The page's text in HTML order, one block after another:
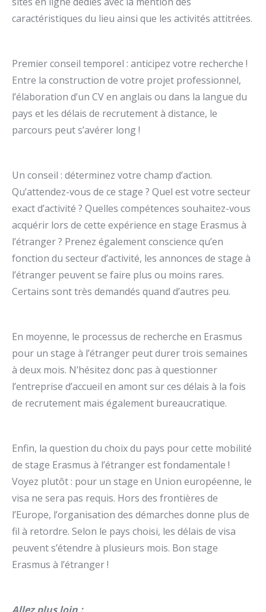
caractéristiques du lieu ainsi que les activités attitrées.
Premier conseil temporel : anticipez votre recherche !
Entre la construction de votre projet professionnel,
l’élaboration d’un CV en anglais ou dans la langue du
pays et les délais de recrutement à distance, le
parcours peut s’avérer long !
Un conseil : déterminez votre champ d’action.
Qu’attendez-vous de ce stage ? Quel est votre secteur
exact d’activité ? Quelles compétences souhaitez-vous
acquérir lors de cette expérience en stage Erasmus à
l’étranger ? Prenez également conscience qu’en
fonction du secteur d’activité, les annonces de stage à
l’étranger peuvent se faire plus ou moins rares.
Certains sont très demandés quand d’autres peu.
En moyenne, le processus de recherche en Erasmus
pour un stage à l’étranger peut durer trois semaines
à deux mois. N’hésitez donc pas à questionner
l’entreprise d’accueil en amont sur ces délais à la fois
de recrutement mais également bureaucratique.
Enfin, la question du choix du pays pour cette mobilité
de stage Erasmus à l’étranger est fondamentale !
Voyez plutôt : pour un stage en Union européenne, le
visa ne sera pas requis. Hors des frontières de
l’Europe, l’organisation des démarches donne plus de
fil à retordre. Selon le pays choisi, les délais de visa
peuvent s’étendre à plusieurs mois. Bon stage
Erasmus à l’étranger !